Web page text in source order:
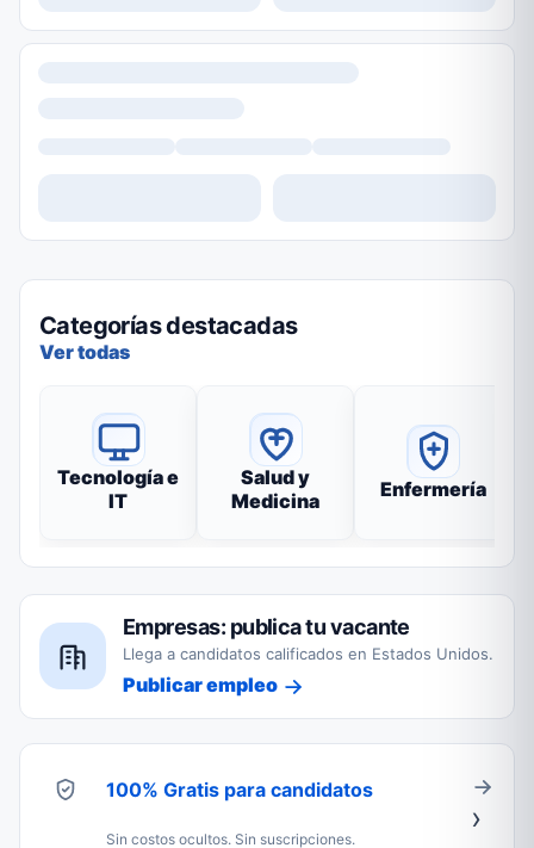
Categorías destacadas
Ver todas
Tecnología e
IT
Salud y
Medicina
Enfermería
Empresas: publica tu vacante
Llega a candidatos calificados en Estados Unidos.
Publicar empleo
100% Gratis para candidatos
Sin costos ocultos. Sin suscripciones.